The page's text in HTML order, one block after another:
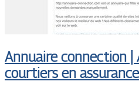
Annuaire connection |
courtiers en